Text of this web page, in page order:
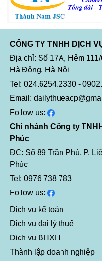
CÔNG TY TNHH DỊCH
Địa chỉ: Số 17A, Hẻm
Hà Đông, Hà Nội
Tel: 024.6254.2330 -
Email:
Follow us:
Chi nhánh Công ty
Phúc
ĐC: Số 89 Trần Phú, P.
Phúc
Tel: 0976 738 783
Follow us:
Dịch vụ kế toán
Dịch vụ đại lý thuế
Dịch vụ BHXH
Thành lập doanh nghiệp